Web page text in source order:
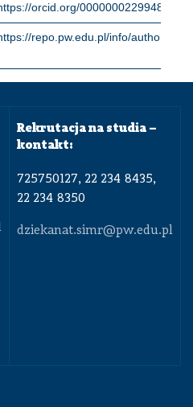
orcid.org/0000000229948765
repo.pw.edu.pl/info/author/
Rekrutacja na studia –
kontakt:
725750127, 22 234 8435,
22 234 8350
dziekanat.simr@pw.edu.pl